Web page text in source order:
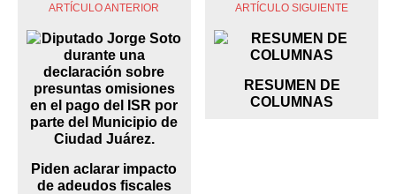
ARTÍCULO ANTERIOR
Piden aclarar impacto
de adeudos fiscales
ARTÍCULO SIGUIENTE
RESUMEN DE
COLUMNAS